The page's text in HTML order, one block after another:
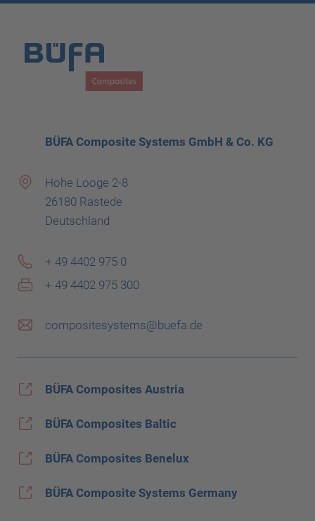
BÜFA Composite Systems GmbH & Co. KG
Hohe Looge 2-8
26180 Rastede
Deutschland
+ 49 4402 975 0
+ 49 4402 975 300
compositesystems@buefa.de
BÜFA Composites Austria
BÜFA Composites Baltic
BÜFA Composites Benelux
BÜFA Composite Systems Germany